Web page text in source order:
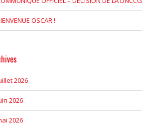
OSCAR !
2026
2026
2026